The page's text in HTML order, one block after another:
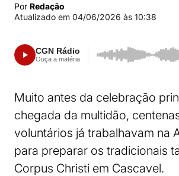
Por Redação
Atualizado em 04/06/2026 às 10:38
CGN Rádio
Ouça a matéria
Muito antes da celebração
chegada da multidão,
voluntários já trabalhavam na
para preparar os tradicionais
Corpus Christi em Cascavel.